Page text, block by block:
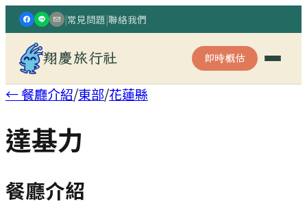
|常見問題|聯絡我們
翔慶旅行社 即時概估
← 餐廳介紹/東部/花蓮縣
達基力
餐廳介紹